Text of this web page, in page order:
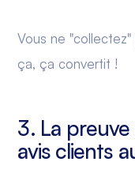
Vous ne
ça, ça convertit !
3. La
avis clients